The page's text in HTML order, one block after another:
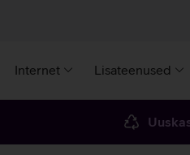
Internet Lisateenused